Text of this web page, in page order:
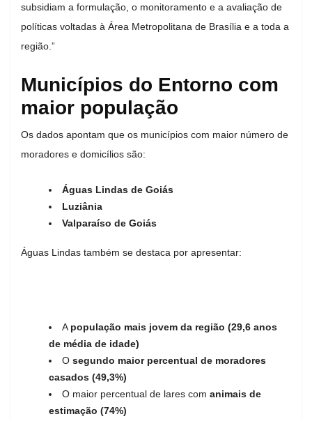
subsidiam a formulação, o monitoramento e a avaliação de
políticas voltadas à Área Metropolitana de Brasília e a toda a
região.”
Municípios do Entorno com
maior população
Os dados apontam que os municípios com maior número de
moradores e domicílios são:
Águas Lindas de Goiás
Luziânia
Valparaíso de Goiás
Águas Lindas também se destaca por apresentar:
A população mais jovem da região (29,6 anos
de média de idade)
O segundo maior percentual de moradores
casados (49,3%)
O maior percentual de lares com animais de
estimação (74%)